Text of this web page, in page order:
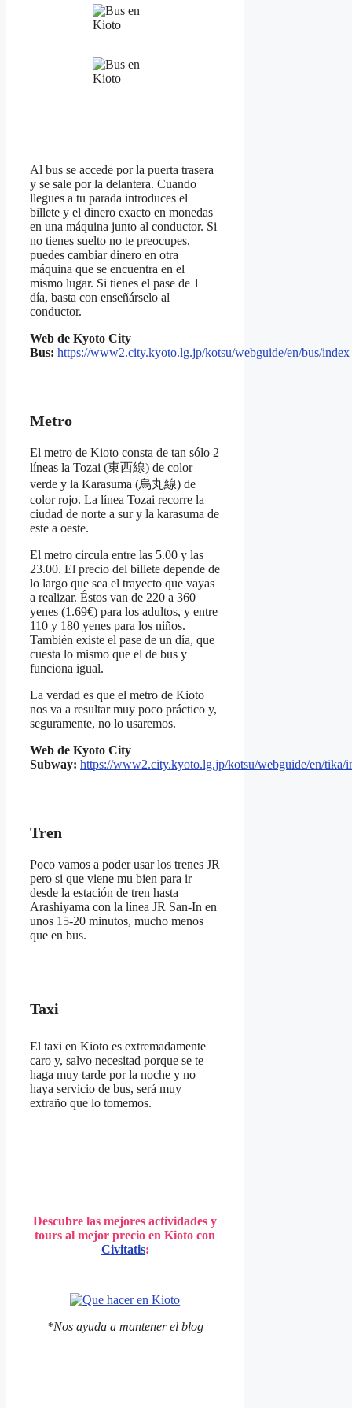
Al bus se accede por la puerta trasera
y se sale por la delantera. Cuando
llegues a tu parada introduces el
billete y el dinero exacto en monedas
en una máquina junto al conductor. Si
no tienes suelto no te preocupes,
puedes cambiar dinero en otra
máquina que se encuentra en el
mismo lugar. Si tienes el pase de 1
día, basta con enseñárselo al
conductor.
Web de Kyoto City
Bus: https://www2.city.kyoto.lg.jp/kotsu/webguide/en/bus/
Metro
El metro de Kioto consta de tan sólo 2
líneas la Tozai (東西線) de color
verde y la Karasuma (烏丸線) de
color rojo. La línea Tozai recorre la
ciudad de norte a sur y la karasuma de
este a oeste.
El metro circula entre las 5.00 y las
23.00. El precio del billete depende de
lo largo que sea el trayecto que vayas
a realizar. Éstos van de 220 a 360
yenes (1.69€) para los adultos, y entre
110 y 180 yenes para los niños.
También existe el pase de un día, que
cuesta lo mismo que el de bus y
funciona igual.
La verdad es que el metro de Kioto
nos va a resultar muy poco práctico y,
seguramente, no lo usaremos.
Web de Kyoto City
Subway: https://www2.city.kyoto.lg.jp/kotsu/webguide/en/tika/
Tren
Poco vamos a poder usar los trenes JR
pero si que viene mu bien para ir
desde la estación de tren hasta
Arashiyama con la línea JR San-In en
unos 15-20 minutos, mucho menos
que en bus.
Taxi
El taxi en Kioto es extremadamente
caro y, salvo necesitad porque se te
haga muy tarde por la noche y no
haya servicio de bus, será muy
extraño que lo tomemos.
Descubre las mejores actividades y
tours al mejor precio en Kioto con
Civitatis:
*Nos ayuda a mantener el blog